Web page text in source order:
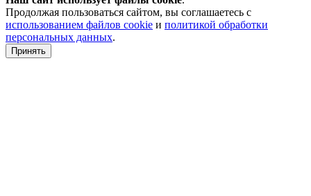
Продолжая пользоваться сайтом, вы соглашаетесь с
использованием файлов cookie и политикой обработки
персональных данных.
Принять